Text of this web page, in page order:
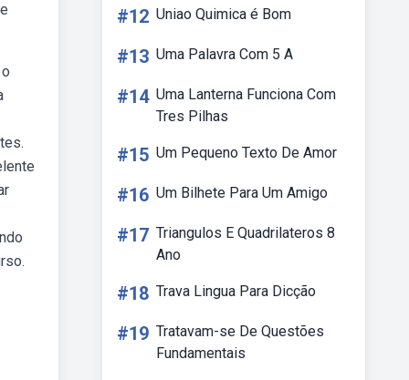
#12 Uniao Quimica é Bom
#13 Uma Palavra Com 5 A
#14 Uma Lanterna Funciona Com
Tres Pilhas
#15 Um Pequeno Texto De Amor
#16 Um Bilhete Para Um Amigo
#17 Triangulos E Quadrilateros 8
Ano
#18 Trava Lingua Para Dicção
#19 Tratavam-se De Questões
Fundamentais